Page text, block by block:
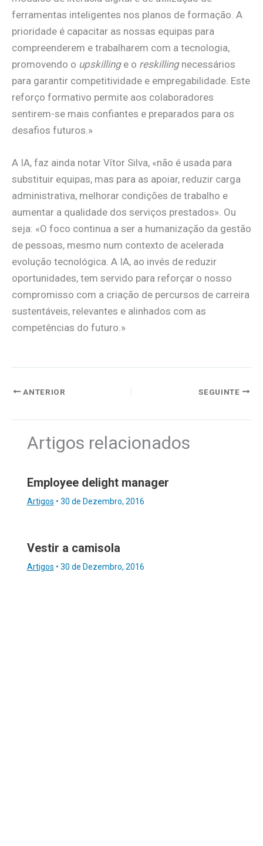
ferramentas inteligentes nos planos de formação. A
prioridade é capacitar as nossas equipas para
compreenderem e trabalharem com a tecnologia,
promovendo o upskillinge o reskillingnecessários
para garantir competitividade e empregabilidade. Este
reforço formativo permite aos colaboradores
sentirem-se mais confiantes e preparados para os
desafios futuros.»
A IA, faz ainda notar Vítor Silva, «não é usada para
substituir equipas, mas para as apoiar, reduzir carga
administrativa, melhorar condições de trabalho e
aumentar a qualidade dos serviços prestados». Ou
seja: «O foco continua a ser a humanização da gestão
de pessoas, mesmo num contexto de acelerada
evolução tecnológica. A IA, ao invés de reduzir
oportunidades, tem servido para reforçar o nosso
compromisso com a criação de percursos de carreira
sustentáveis, relevantes e alinhados com as
competências do futuro.»
ANTERIOR SEGUINTE
Artigos relacionados
Employee delight manager
Artigos • 30 de Dezembro, 2016
Vestir a camisola
Artigos • 30 de Dezembro, 2016